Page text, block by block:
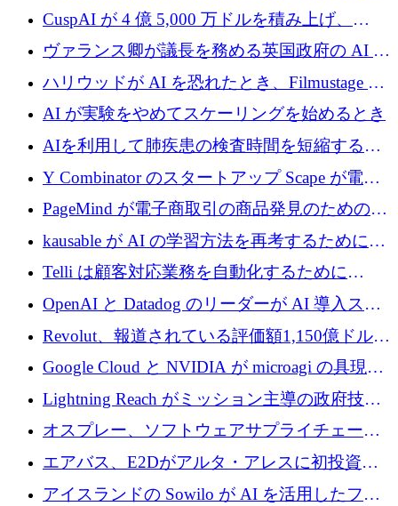
子力タービンが1500万ポンドの資金調達でス
テルスから浮上
CuspAI が 4 億 5,000 万ドルを積み上げ、
Resist.UA が 5,000 万ユーロの基金を立ち上
げ、DSIT が廃止される
ヴァランス卿が議長を務める英国政府の AI タ
スクフォースが発足
ハリウッドが AI を恐れたとき、Filmustage は
代わりにプリプロダクションに賭けました
AI が実験をやめてスケーリングを始めるとき
AIを利用して肺疾患の検査時間を短縮する英
国のヘルステック挑戦者が1900万ドルを獲得
Y Combinator のスタートアップ Scape が電子
メールを再考するために 320 万ドルを調達し
てステルスから浮上
PageMind が電子商取引の商品発見のための
AI を拡張するために 120 万ユーロを調達
kausable が AI の学習方法を再考するために
1,200 万ユーロを調達
Telli は顧客対応業務を自動化するために
1,500 万ドルのシードを確保
OpenAI と Datadog のリーダーが AI 導入スタ
ートアップ Arrakis を支援
Revolut、報道されている評価額1,150億ドルで
の新たな二次株式売却を確認
Google Cloud と NVIDIA が microagi の具現化
された AI の野望を推進
Lightning Reach がミッション主導の政府技術
グループとしてポートフォリオを拡大し ETG
に買収
オスプレー、ソフトウェアサプライチェーン
攻撃を阻止するために265万ドルを確保
エアバス、E2Dがアルタ・アレスに初投資、
欧州防衛技術ファンドに5億ユーロを拠出
アイスランドの Sowilo が AI を活用したファ